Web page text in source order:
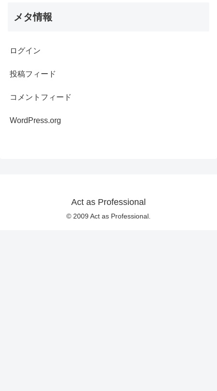
メタ情報
ログイン
投稿フィード
コメントフィード
WordPress.org
Act as Professional
© 2009 Act as Professional.